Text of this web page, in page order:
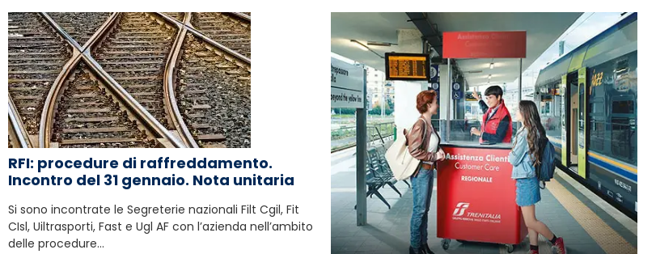
RFI: procedure di raffreddamento.
Incontro del 31 gennaio. Nota unitaria
Si sono incontrate le Segreterie nazionali Filt Cgil, Fit
CIsl, Uiltrasporti, Fast e Ugl AF con l’azienda nell’ambito
delle procedure…